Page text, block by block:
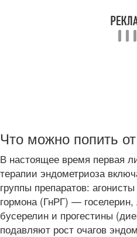
Что можно попить
В настоящее время первая
терапии эндометриоза
группы препаратов:
гормона (ГнРГ) —
бусерелин и прогестины
подавляют рост очагов